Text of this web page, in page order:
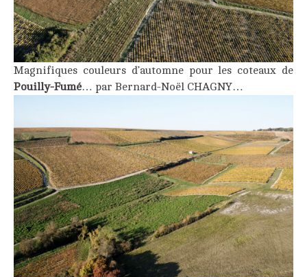
Magnifiques couleurs d’automne pour les coteaux de
Pouilly-Fumé… par Bernard-Noël CHAGNY…